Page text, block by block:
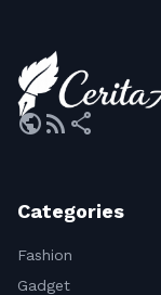
publicrss_feed share
Categories
Fashion
Gadget